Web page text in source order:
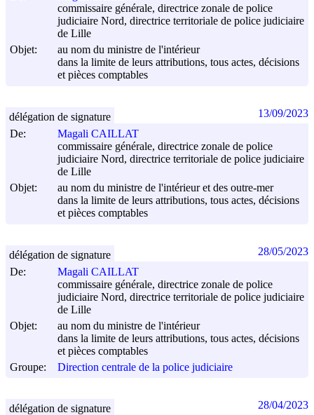
commissaire générale, directrice zonale de police
judiciaire Nord, directrice territoriale de police judiciaire
de Lille
Objet:
au nom du ministre de l'intérieur
dans la limite de leurs attributions, tous actes, décisions
et pièces comptables
De:
Magali CAILLAT
commissaire générale, directrice zonale de police
judiciaire Nord, directrice territoriale de police judiciaire
de Lille
Objet:
au nom du ministre de l'intérieur et des outre-mer
dans la limite de leurs attributions, tous actes, décisions
et pièces comptables
délégation de signature 13/09/2023
De:
Magali CAILLAT
commissaire générale, directrice zonale de police
judiciaire Nord, directrice territoriale de police judiciaire
de Lille
Objet:
au nom du ministre de l'intérieur
dans la limite de leurs attributions, tous actes, décisions
et pièces comptables
Groupe:
Direction centrale de la police judiciaire
délégation de signature 28/05/2023
délégation de signature 28/04/2023